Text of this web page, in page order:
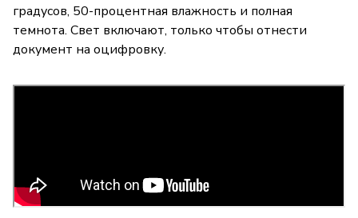
градусов, 50-процентная влажность и полная
темнота. Свет включают, только чтобы отнести
документ на оцифровку.